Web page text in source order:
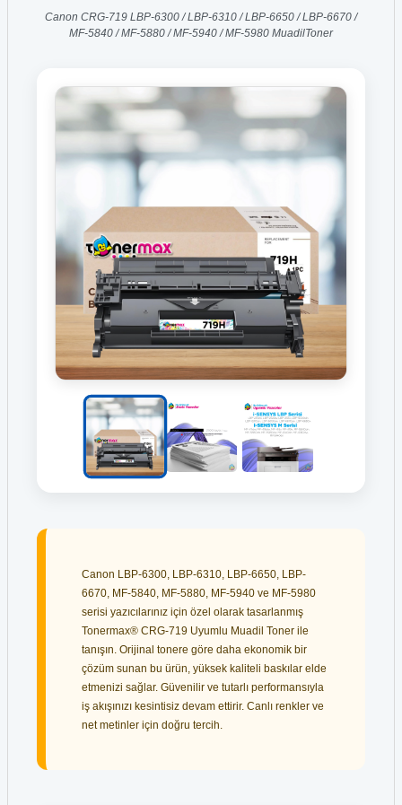
Canon CRG-719 LBP-6300 / LBP-6310 / LBP-6650 / LBP-6670 /
MF-5840 / MF-5880 / MF-5940 / MF-5980 MuadilToner
Canon LBP-6300, LBP-6310, LBP-6650, LBP-
6670, MF-5840, MF-5880, MF-5940 ve MF-5980
serisi yazıcılarınız için özel olarak tasarlanmış
Tonermax® CRG-719 Uyumlu Muadil Toner ile
tanışın. Orijinal tonere göre daha ekonomik bir
çözüm sunan bu ürün, yüksek kaliteli baskılar elde
etmenizi sağlar. Güvenilir ve tutarlı performansıyla
iş akışınızı kesintisiz devam ettirir. Canlı renkler ve
net metinler için doğru tercih.